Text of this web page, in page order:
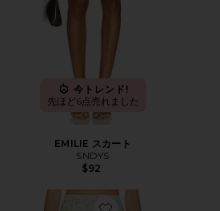
今トレンド!
先ほど6点売れました
EMILIE スカート
SNDYS
$92